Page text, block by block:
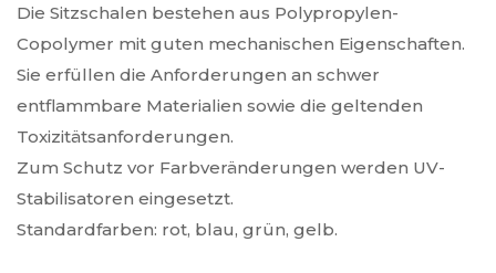
Die Sitzschalen bestehen aus Polypropylen-
Copolymer mit guten mechanischen Eigenschaften.
Sie erfüllen die Anforderungen an schwer
entflammbare Materialien sowie die geltenden
Toxizitätsanforderungen.
Zum Schutz vor Farbveränderungen werden UV-
Stabilisatoren eingesetzt.
Standardfarben: rot, blau, grün, gelb.